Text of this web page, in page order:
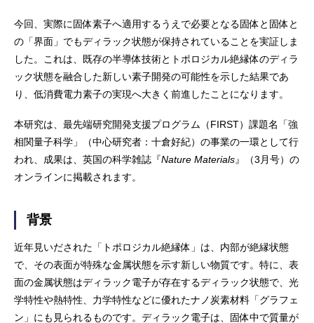
今回、実際に固体素子へ適用するうえで必要となる固体と固体と
の「界面」でもディラック状態が保持されていることを実証しま
した。これは、既存の半導体技術とトポロジカル絶縁体のディラ
ック状態を融合した新しい素子開発の可能性を示した結果であ
り、低消費電力素子の実現へ大きく前進したことになります。
本研究は、最先端研究開発支援プログラム（FIRST）課題名「強
相関量子科学」（中心研究者：十倉好紀）の事業の一環として行
われ、成果は、英国の科学雑誌『Nature Materials』（3月号）の
オンラインに掲載されます。
背景
近年見いだされた「トポロジカル絶縁体」は、内部が絶縁状態
で、その表面が特殊な金属状態を示す新しい物質です。特に、表
面の金属状態はディラック電子が存在するディラック状態で、光
学特性や熱特性、力学特性などに優れたナノ炭素材料「グラフェ
ン」にも見られるものです。ディラック電子は、固体中で質量が